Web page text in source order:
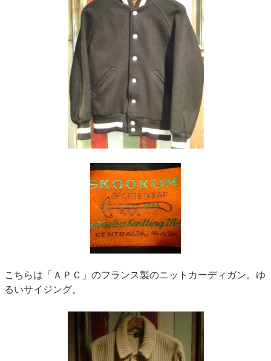
こちらは「ＡＰＣ」のフランス製のニットカーディガン。ゆ
るいサイジング。